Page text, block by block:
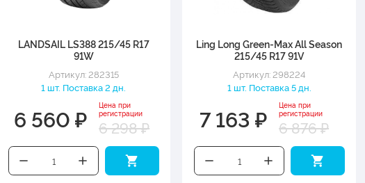
LANDSAIL LS388 215/45 R17
91W
Артикул: 282315
1 шт. Поставка 2 дн.
6 560 ₽
Цена при
регистрации
6 298 ₽
Ling Long Green-Max All Season
215/45 R17 91V
Артикул: 298224
1 шт. Поставка 5 дн.
7 163 ₽
Цена при
регистрации
6 876 ₽